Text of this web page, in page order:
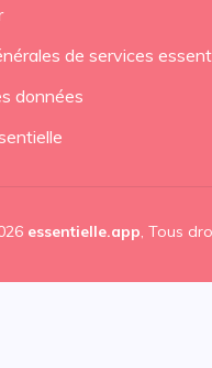
de services
données
essentielle.app, Tous